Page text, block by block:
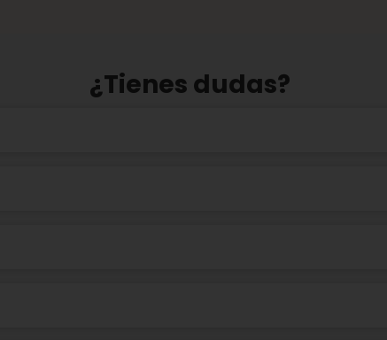
¿Tienes dudas?